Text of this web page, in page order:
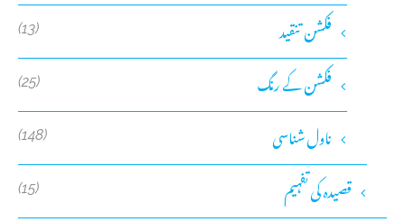
فکشن تنقید (13)
فکشن کے رنگ (25)
ناول شناسی (148)
قصیدہ کی تفہیم (15)